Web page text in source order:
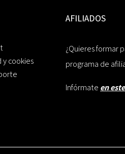
y cookies
AFILIADOS
¿Quieres formar
programa de
Infórmate en